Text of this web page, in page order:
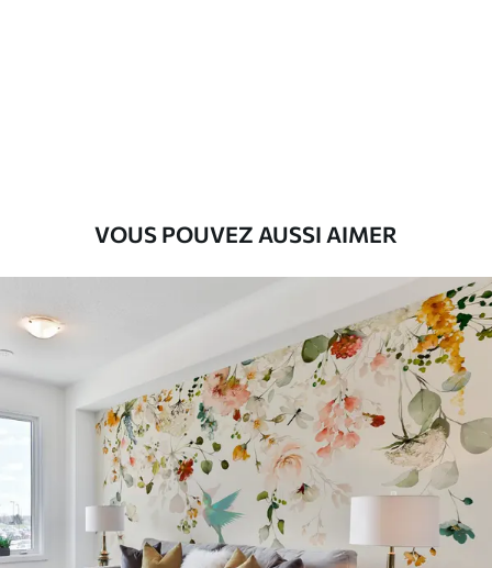
VOUS POUVEZ AUSSI AIMER